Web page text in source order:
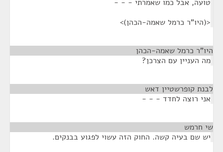
טועה, אבל כמו שאמרתי - - -
<(היו"ר כרמל שאמה-הכהן)>
היו"ר כרמל שאמה-הכהן
מה העניין עם הצרכן?
לבנת קופרשטיין דאש
אני רוצה לחדד - - -
שי חרמש
יש שם בעיה קשה. החוק הזה עשוי לפגוע בבנקים.